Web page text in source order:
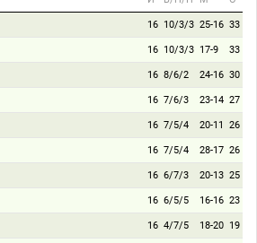
16 10/3/3 25-16 33
16 10/3/3 17-9 33
16 8/6/2 24-16 30
16 7/6/3 23-14 27
16 7/5/4 20-11 26
16 7/5/4 28-17 26
16 6/7/3 20-13 25
16 6/5/5 16-16 23
16 4/7/5 18-20 19